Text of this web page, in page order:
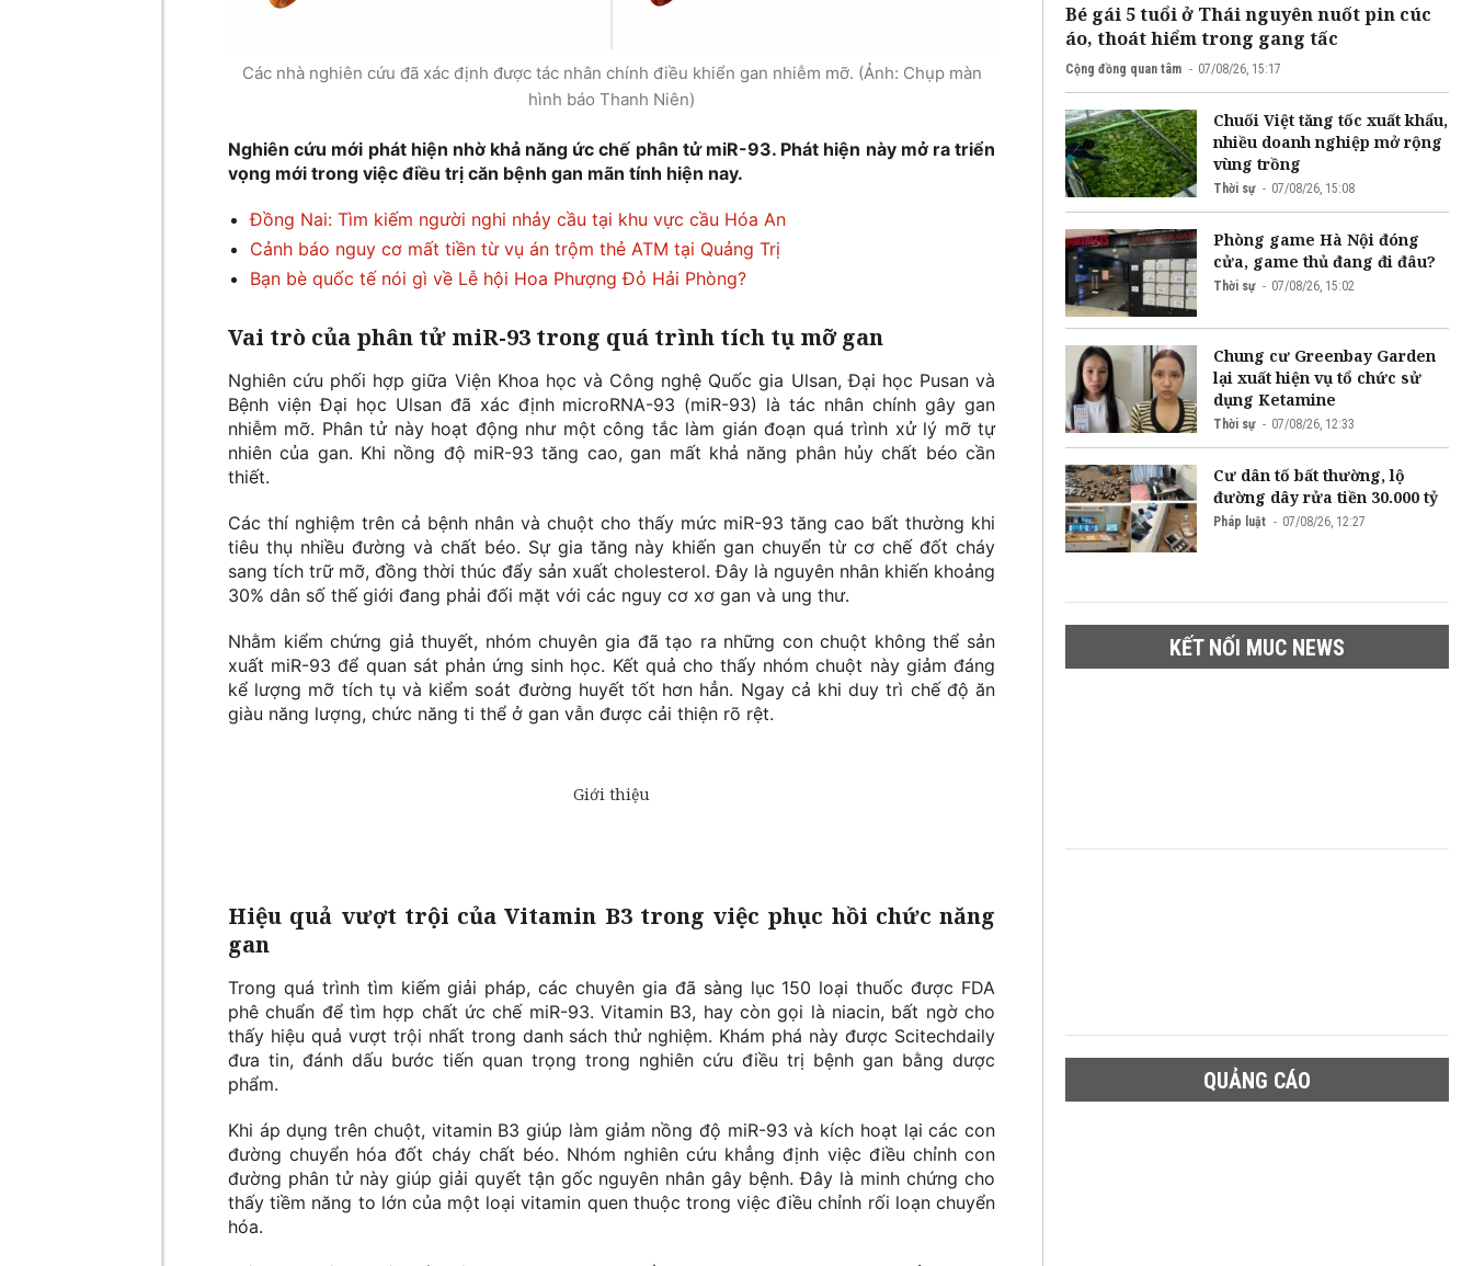
Các nhà nghiên cứu đã xác định được tác nhân chính điều khiển gan nhiễm mỡ. (Ảnh: Chụp màn
hình báo Thanh Niên)
Nghiên cứu mới phát hiện nhờ khả năng ức chế phân tử miR-93. Phát hiện này mở ra triển
vọng mới trong việc điều trị căn bệnh gan mãn tính hiện nay.
Đồng Nai: Tìm kiếm người nghi nhảy cầu tại khu vực cầu Hóa An
Cảnh báo nguy cơ mất tiền từ vụ án trộm thẻ ATM tại Quảng Trị
Bạn bè quốc tế nói gì về Lễ hội Hoa Phượng Đỏ Hải Phòng?
Vai trò của phân tử miR-93 trong quá trình tích tụ mỡ gan
Nghiên cứu phối hợp giữa Viện Khoa học và Công nghệ Quốc gia Ulsan, Đại học Pusan và
Bệnh viện Đại học Ulsan đã xác định microRNA-93 (miR-93) là tác nhân chính gây gan
nhiễm mỡ. Phân tử này hoạt động như một công tắc làm gián đoạn quá trình xử lý mỡ tự
nhiên của gan. Khi nồng độ miR-93 tăng cao, gan mất khả năng phân hủy chất béo cần
thiết.
Các thí nghiệm trên cả bệnh nhân và chuột cho thấy mức miR-93 tăng cao bất thường khi
tiêu thụ nhiều đường và chất béo. Sự gia tăng này khiến gan chuyển từ cơ chế đốt cháy
sang tích trữ mỡ, đồng thời thúc đẩy sản xuất cholesterol. Đây là nguyên nhân khiến khoảng
30% dân số thế giới đang phải đối mặt với các nguy cơ xơ gan và ung thư.
Nhằm kiểm chứng giả thuyết, nhóm chuyên gia đã tạo ra những con chuột không thể sản
xuất miR-93 để quan sát phản ứng sinh học. Kết quả cho thấy nhóm chuột này giảm đáng
kể lượng mỡ tích tụ và kiểm soát đường huyết tốt hơn hẳn. Ngay cả khi duy trì chế độ ăn
giàu năng lượng, chức năng ti thể ở gan vẫn được cải thiện rõ rệt.
Hiệu quả vượt trội của Vitamin B3 trong việc phục hồi chức năng
gan
Trong quá trình tìm kiếm giải pháp, các chuyên gia đã sàng lục 150 loại thuốc được FDA
phê chuẩn để tìm hợp chất ức chế miR-93. Vitamin B3, hay còn gọi là niacin, bất ngờ cho
thấy hiệu quả vượt trội nhất trong danh sách thử nghiệm. Khám phá này được Scitechdaily
đưa tin, đánh dấu bước tiến quan trọng trong nghiên cứu điều trị bệnh gan bằng dược
phẩm.
Khi áp dụng trên chuột, vitamin B3 giúp làm giảm nồng độ miR-93 và kích hoạt lại các con
đường chuyển hóa đốt cháy chất béo. Nhóm nghiên cứu khẳng định việc điều chỉnh con
đường phân tử này giúp giải quyết tận gốc nguyên nhân gây bệnh. Đây là minh chứng cho
thấy tiềm năng to lớn của một loại vitamin quen thuộc trong việc điều chỉnh rối loạn chuyển
hóa.
Bé gái 5 tuổi ở Thái nguyên nuốt pin cúc
áo, thoát hiểm trong gang tấc
Cộng đồng quan tâm 07/08/26, 15:17
Chuối Việt tăng tốc xuất khẩu,
nhiều doanh nghiệp mở rộng
vùng trồng
Thời sự 07/08/26, 15:08
Phòng game Hà Nội đóng
cửa, game thủ đang đi đâu?
Thời sự 07/08/26, 15:02
Chung cư Greenbay Garden
lại xuất hiện vụ tổ chức sử
dụng Ketamine
Thời sự 07/08/26, 12:33
Cư dân tố bất thường, lộ
đường dây rửa tiền 30.000 tỷ
Pháp luật 07/08/26, 12:27
KẾT NỐI MUC NEWS
QUẢNG CÁO